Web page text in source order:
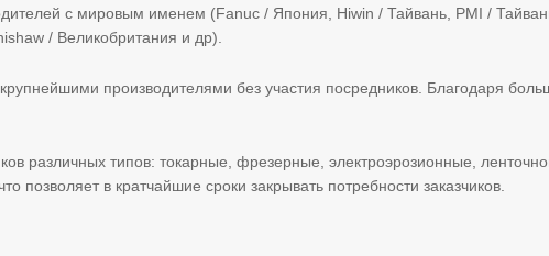
с мировым именем (Fanuc / Япония, Hiwin / Тайвань, PMI /
/ Великобритания и др).
производителями без участия посредников. Благодаря
различных типов: токарные, фрезерные, электроэрозионные,
позволяет в кратчайшие сроки закрывать потребности заказчиков.